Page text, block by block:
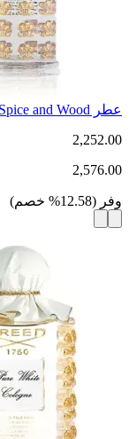
عطر Spice and Wood او دو بيرفيوم للجنسين من كريد - 75 مل
2,252.00
2,576.00
وفر (
12.58
% خصم)